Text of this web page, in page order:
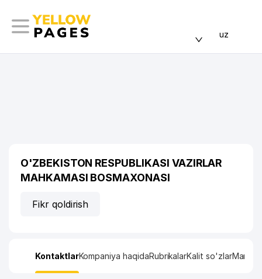
uz
O'ZBEKISTON RESPUBLIKASI VAZIRLAR
MAHKAMASI BOSMAXONASI
Fikr qoldirish
KontaktlarKompaniya haqidaRubrikalarKalit so'zlarManzil